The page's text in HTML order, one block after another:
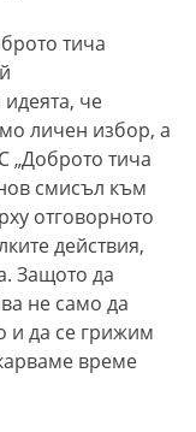
тича
че
личен избор, а
„Доброто тича
смисъл към
отговорното
действия,
Защото да
не само да
и да се грижим
време